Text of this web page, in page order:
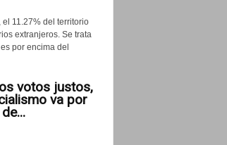
11.27% del territorio
extranjeros. Se trata
por encima del
votos justos,
va por